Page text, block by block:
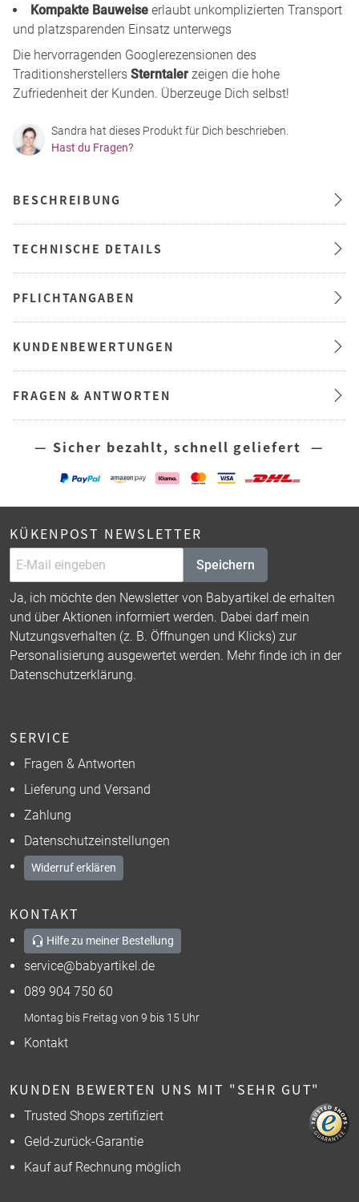
Kompakte Bauweise erlaubt unkomplizierten Transport
und platzsparenden Einsatz unterwegs
Die hervorragenden Googlerezensionen des
Traditionsherstellers Sterntaler zeigen die hohe
Zufriedenheit der Kunden. Überzeuge Dich selbst!
Sandra hat dieses Produkt für Dich beschrieben.
Hast du Fragen?
BESCHREIBUNG
TECHNISCHE DETAILS
PFLICHTANGABEN
KUNDENBEWERTUNGEN
FRAGEN & ANTWORTEN
— Sicher bezahlt, schnell geliefert —
KÜKENPOST NEWSLETTER
Speichern
Ja, ich möchte den Newsletter von Babyartikel.de erhalten
und über Aktionen informiert werden. Dabei darf mein
Nutzungsverhalten (z. B. Öffnungen und Klicks) zur
Personalisierung ausgewertet werden. Mehr finde ich in der
Datenschutzerklärung.
SERVICE
Fragen & Antworten
Lieferung und Versand
Zahlung
Datenschutzeinstellungen
Widerruf erklären
KONTAKT
Hilfe zu meiner Bestellung
service@babyartikel.de
089 904 750 60
Montag bis Freitag von 9 bis 15 Uhr
Kontakt
KUNDEN BEWERTEN UNS MIT "SEHR GUT"
Trusted Shops zertifiziert
Geld-zurück-Garantie
Kauf auf Rechnung möglich